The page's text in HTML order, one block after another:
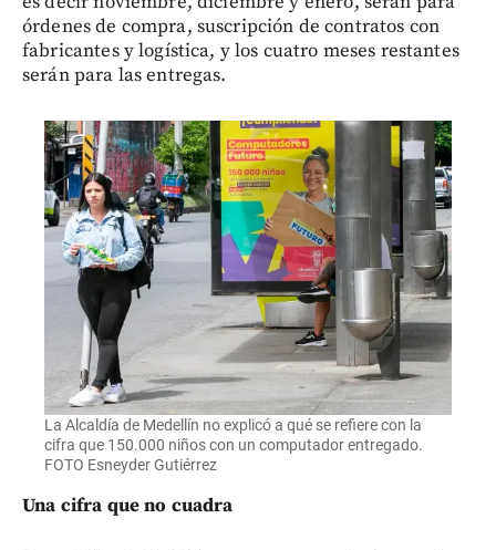
órdenes de compra, suscripción de contratos con
fabricantes y logística, y los cuatro meses restantes
serán para las entregas.
La Alcaldía de Medellín no explicó a qué se refiere con la
cifra que 150.000 niños con un computador entregado.
FOTO Esneyder Gutiérrez
Una cifra que no cuadra